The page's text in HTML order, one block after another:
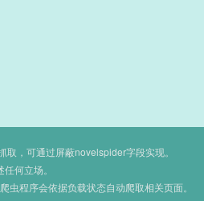
，可通过屏蔽novelspider字段实现。
何立场。
程序会依据负载状态自动爬取相关页面。